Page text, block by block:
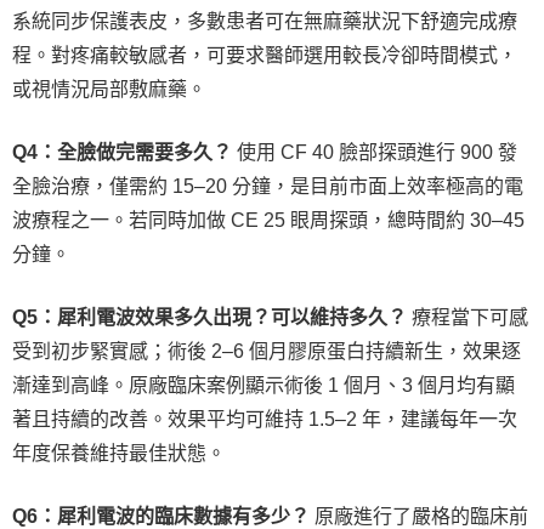
系統同步保護表皮，多數患者可在無麻藥狀況下舒適完成療
程。對疼痛較敏感者，可要求醫師選用較長冷卻時間模式，
或視情況局部敷麻藥。
Q4：全臉做完需要多久？ 使用 CF 40 臉部探頭進行 900 發
全臉治療，僅需約 15–20 分鐘，是目前市面上效率極高的電
波療程之一。若同時加做 CE 25 眼周探頭，總時間約 30–45
分鐘。
Q5：犀利電波效果多久出現？可以維持多久？ 療程當下可感
受到初步緊實感；術後 2–6 個月膠原蛋白持續新生，效果逐
漸達到高峰。原廠臨床案例顯示術後 1 個月、3 個月均有顯
著且持續的改善。效果平均可維持 1.5–2 年，建議每年一次
年度保養維持最佳狀態。
Q6：犀利電波的臨床數據有多少？ 原廠進行了嚴格的臨床前